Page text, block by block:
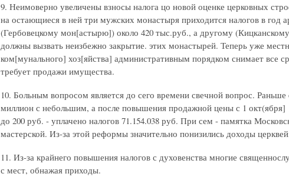
9. Неимоверно увеличены взносы налога цо новой оценке церковных
на остающиеся в ней три мужских монастыря приходится налогов в год
(Гербовецкому мон[астырю]) около 420 тыс.руб., а другому
должны вызвать неизбежно закрытие. этих монастырей. Теперь уже
ком[мунального] хоз[яйства] административным порядком снимает все
требует продажи имущества.
10. Больным вопросом является до сего времени свечной вопрос.
миллион с небольшим, а после повышения продажной цены с 1 окт(ября]
до 200 руб. - уплачено налогов 71.154.038 руб. При сем - памятка
мастерской. Из-за этой реформы значительно понизились доходы
11. Из-за крайнего повышения налогов с духовенства многие
с мест, обнажая приходы.